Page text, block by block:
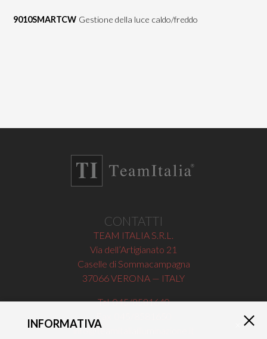
9010SMARTCW Gestione della luce caldo/freddo
CONTATTI
TEAM ITALIA S.R.L.
Via dell’Artigianato 21
Caselle di Sommacampagna
37066 VERONA — ITALY
Tel 045/8581640
info@teamitaliailluminazione.it
INFORMATIVA